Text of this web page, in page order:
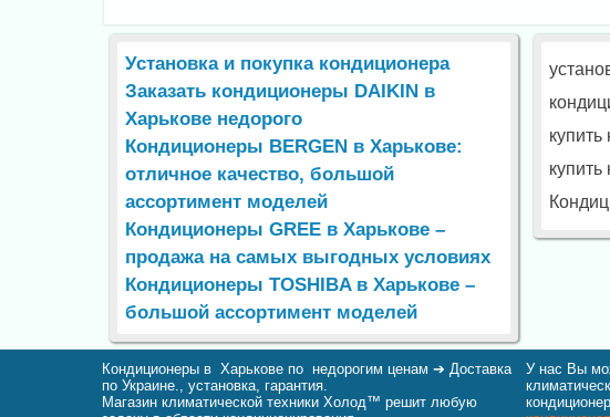
Установка и покупка кондиционера
Заказать кондиционеры DAIKIN в
Харькове недорого
Кондиционеры BERGEN в Харькове:
отличное качество, большой
ассортимент моделей
Кондиционеры GREE в Харькове –
продажа на самых выгодных условиях
Кондиционеры TOSHIBA в Харькове –
большой ассортимент моделей
Кондиционеры в Харькове по недорогим ценам ➔ Доставка
по Украине., установка, гарантия.
Магазин климатической техники Холод™ решит любую
У нас Вы